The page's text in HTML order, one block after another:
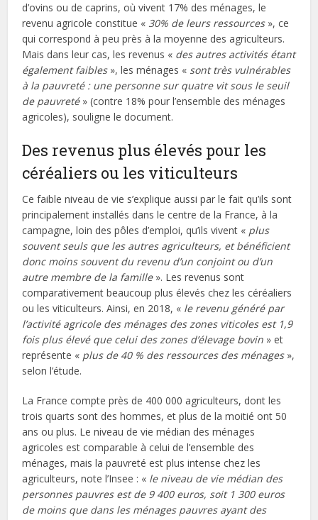
d’ovins ou de caprins, où vivent 17% des ménages, le
revenu agricole constitue «30% de leurs ressources», ce
qui correspond à peu près à la moyenne des agriculteurs.
Mais dans leur cas, les revenus « des autres activités étant
également faibles», les ménages « sont très vulnérables
à la pauvreté : une personne sur quatre vit sous le seuil
de pauvreté» (contre 18% pour l’ensemble des ménages
agricoles), souligne le document.
Des revenus plus élevés pour les
céréaliers ou les viticulteurs
Ce faible niveau de vie s’explique aussi par le fait qu’ils sont
principalement installés dans le centre de la France, à la
campagne, loin des pôles d’emploi, qu’ils vivent « plus
souvent seuls que les autres agriculteurs, et bénéficient
donc moins souvent du revenu d’un conjoint ou d’un
autre membre de la famille». Les revenus sont
comparativement beaucoup plus élevés chez les céréaliers
ou les viticulteurs. Ainsi, en 2018, « le revenu généré par
l’activité agricole des ménages des zones viticoles est 1,9
fois plus élevé que celui des zones d’élevage bovin » et
représente « plus de 40 % des ressources des ménages»,
selon l’étude.
La France compte près de 400 000 agriculteurs, dont les
trois quarts sont des hommes, et plus de la moitié ont 50
ans ou plus. Le niveau de vie médian des ménages
agricoles est comparable à celui de l’ensemble des
ménages, mais la pauvreté est plus intense chez les
agriculteurs, note l’Insee : « le niveau de vie médian des
personnes pauvres est de 9 400 euros, soit 1 300 euros
de moins que dans les ménages pauvres ayant des